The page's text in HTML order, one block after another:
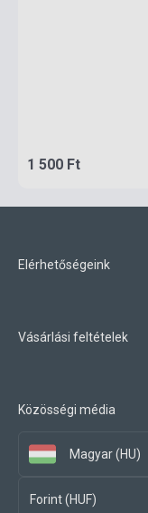
1 500 Ft
Elérhetőségeink
Vásárlási feltételek
Közösségi média
Magyar (HU)
Forint (HUF)